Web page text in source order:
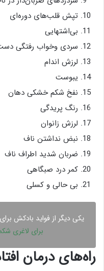
تپش قلب‌های دوره‌ای
بی‌اشتهایی
سردی وخواب رفتگی
لرزش اندام
یبوست
نفخ شکم خشکی دهان
رنگ پریدگی
لرزش زانوان
نبض نداشتن ناف
ضربان شدید اطراف ناف
کمر درد صبگاهی
بی حالی و کسلی
یکی دیگر از فواید بادکش
برای لاغری
راه‌های درمان